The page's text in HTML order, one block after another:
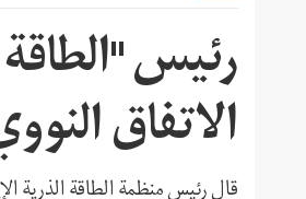
رئيس "الطاقة
الاتفاق